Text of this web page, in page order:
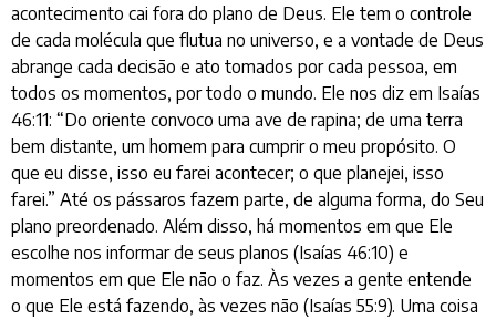
acontecimento cai fora do plano de Deus. Ele tem o controle
de cada molécula que flutua no universo, e a vontade de Deus
abrange cada decisão e ato tomados por cada pessoa, em
todos os momentos, por todo o mundo. Ele nos diz em Isaías
46:11: “Do oriente convoco uma ave de rapina; de uma terra
bem distante, um homem para cumprir o meu propósito. O
que eu disse, isso eu farei acontecer; o que planejei, isso
farei.” Até os pássaros fazem parte, de alguma forma, do Seu
plano preordenado. Além disso, há momentos em que Ele
escolhe nos informar de seus planos (Isaías 46:10) e
momentos em que Ele não o faz. Às vezes a gente entende
o que Ele está fazendo, às vezes não (Isaías 55:9). Uma coisa